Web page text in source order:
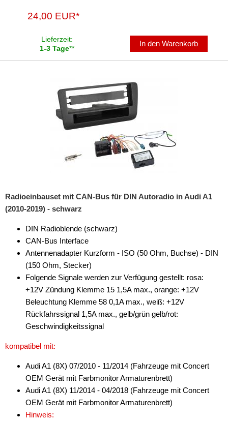
CAN-BUS-Adapter
Cinch-Kabel
Entstörmaterial
Fernbedienungen
Freisprechadapter
Handyhalterungen
kabellos Laden
Lautsprecheradapter
Lautsprechereinbauset
Lenkradadapter
Marderschutz
24,00 EUR*
Lieferzeit:
1-3 Tage**
In den Warenkorb
Radioeinbauset mit CAN-Bus für DIN Autoradio in Audi A1
(2010-2019) - schwarz
DIN Radioblende (schwarz)
CAN-Bus Interface
Antennenadapter Kurzform - ISO (50 Ohm, Buchse) - DIN
(150 Ohm, Stecker)
Folgende Signale werden zur Verfügung gestellt: rosa:
+12V Zündung Klemme 15 1,5A max., orange: +12V
Beleuchtung Klemme 58 0,1A max., weiß: +12V
Rückfahrssignal 1,5A max., gelb/grün gelb/rot:
Geschwindigkeitssignal
kompatibel mit:
Audi A1 (8X) 07/2010 - 11/2014 (Fahrzeuge mit Concert
OEM Gerät mit Farbmonitor Armaturenbrett)
Audi A1 (8X) 11/2014 - 04/2018 (Fahrzeuge mit Concert
OEM Gerät mit Farbmonitor Armaturenbrett)
Hinweis: